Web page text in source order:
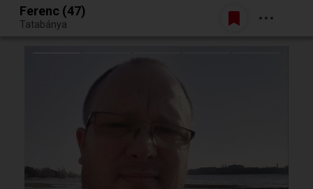
Egy jó randiból bármi lehet.
Belépés
Ferenc (47)
Tatabánya